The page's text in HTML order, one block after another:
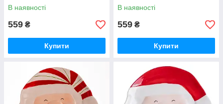
порцеляни CR-1-29
В наявності
559 ₴
Купити
порцеляни CR-1-30
В наявності
559 ₴
Купити